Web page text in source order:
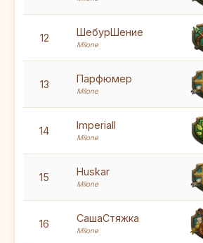
12 ШебурШение
Milone
13 Парфюмер
Milone
14 Imperiall
Milone
15 Huskar
Milone
16 СашаСтяжка
Milone